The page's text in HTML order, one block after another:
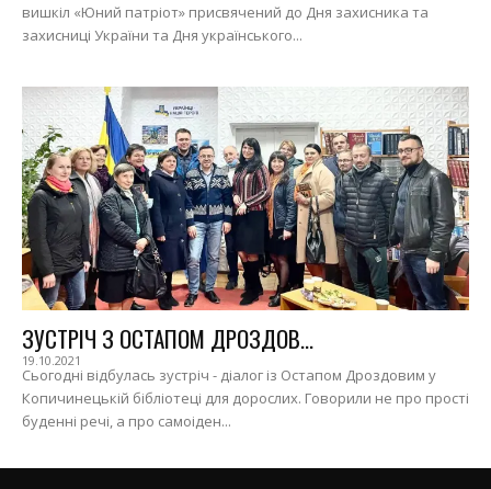
вишкіл «Юний патріот» присвячений до Дня захисника та
захисниці України та Дня українського...
ЗУСТРІЧ З ОСТАПОМ ДРОЗДОВ...
19.10.2021
Сьогодні відбулась зустріч - діалог із Остапом Дроздовим у
Копичинецькій бібліотеці для дорослих. Говорили не про прості
буденні речі, а про самоіден...